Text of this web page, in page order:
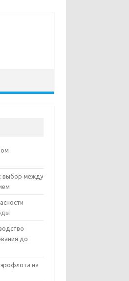
выбор между
до
на